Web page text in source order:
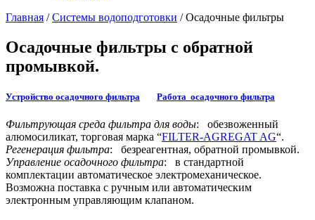
Главная /Системы водоподготовки /Осадочные фильтры
Осадочные фильтры с обратной
промывкой.
Устройство осадочного фильтра Работа осадочного фильтра
Фильтрующая среда фильтра для воды: обезвоженный
алюмосиликат, торговая марка “FILTER-AGREGAT AG“.
Регенерация фильтра: безреагентная, обратной промывкой.
Управление осадочного фильтра: в стандартной
комплектации автоматическое электромеханическое.
Возможна поставка с ручным или автоматическим
электронным управляющим клапаном.